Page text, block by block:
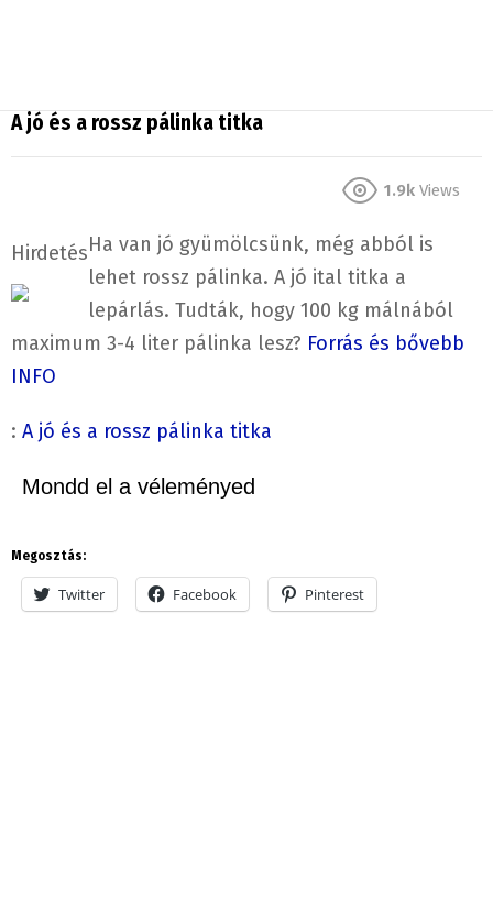
A jó és a rossz pálinka titka
1.9k Views
HirdetésHa van jó gyümölcsünk, még abból is
lehet rossz pálinka. A jó ital titka a
lepárlás. Tudták, hogy 100 kg málnából
maximum 3-4 liter pálinka lesz? Forrás és bővebb
INFO
: A jó és a rossz pálinka titka
Mondd el a véleményed
Megosztás:
Twitter Facebook Pinterest